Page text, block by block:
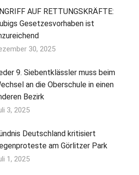
AUF RETTUNGSKRÄFTE:
Gesetzesvorhaben ist
30, 2025
9. Siebentklässler muss beim
an die Oberschule in einen
Bezirk
3, 2025
Deutschland kritisiert
am Görlitzer Park
1, 2025